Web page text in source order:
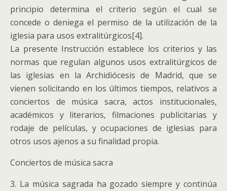
principio determina el criterio según el cual se
concede o deniega el permiso de la utilización de la
iglesia para usos extralitúrgicos[4].
La presente Instrucción establece los criterios y las
normas que regulan algunos usos extralitúrgicos de
las iglesias en la Archidiócesis de Madrid, que se
vienen solicitando en los últimos tiempos, relativos a
conciertos de música sacra, actos institucionales,
académicos y literarios, filmaciones publicitarias y
rodaje de películas, y ocupaciones de iglesias para
otros usos ajenos a su finalidad propia.
Conciertos de música sacra
3. La música sagrada ha gozado siempre y continúa